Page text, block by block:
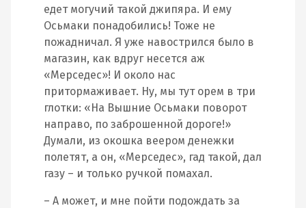
едет могучий такой джипяра. И ему
Осьмаки понадобились! Тоже не
пожадничал. Я уже навострился было в
магазин, как вдруг несется аж
«Мерседес»! И около нас
притормаживает. Ну, мы тут орем в три
глотки: «На Вышние Осьмаки поворот
направо, по заброшенной дороге!»
Думали, из окошка веером денежки
полетят, а он, «Мерседес», гад такой, дал
газу – и только ручкой помахал.
– А может, и мне пойти подождать за